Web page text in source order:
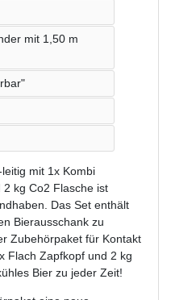
mit 1,50 m
mit 1x Kombi
kg Co2 Flasche ist
Das Set enthält
Bierausschank zu
Zubehörpaket für Kontakt
Flach Zapfkopf und 2 kg
Bier zu jeder Zeit!